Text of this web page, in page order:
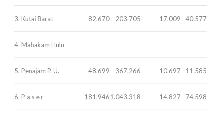
3. Kutai Barat 82.670 203.705 17.009 40.577
4. Mahakam Hulu - - - -
5. Penajam P. U. 48.699 367.266 10.697 11.585
6. P a s e r 181.9461.043.318 14.827 74.598